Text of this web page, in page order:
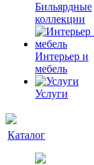
Бильярдные
коллекции
Интерьер и
мебель
Услуги
Каталог